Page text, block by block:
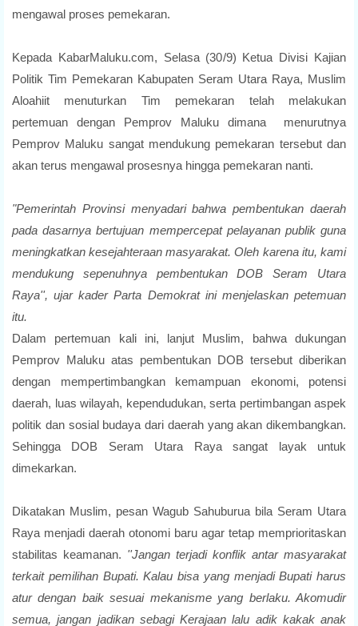
mengawal proses pemekaran.
Kepada KabarMaluku.com, Selasa (30/9) Ketua Divisi Kajian
Politik Tim Pemekaran Kabupaten Seram Utara Raya, Muslim
Aloahiit menuturkan Tim pemekaran telah melakukan
pertemuan dengan Pemprov Maluku dimana menurutnya
Pemprov Maluku sangat mendukung pemekaran tersebut dan
akan terus mengawal prosesnya hingga pemekaran nanti.
"Pemerintah Provinsi menyadari bahwa pembentukan daerah
pada dasarnya bertujuan mempercepat pelayanan publik guna
meningkatkan kesejahteraan masyarakat. Oleh karena itu, kami
mendukung sepenuhnya pembentukan DOB Seram Utara
Raya'', ujar kader Parta Demokrat ini menjelaskan petemuan
itu.
Dalam pertemuan kali ini, lanjut Muslim, bahwa dukungan
Pemprov Maluku atas pembentukan DOB tersebut diberikan
dengan mempertimbangkan kemampuan ekonomi, potensi
daerah, luas wilayah, kependudukan, serta pertimbangan aspek
politik dan sosial budaya dari daerah yang akan dikembangkan.
Sehingga DOB Seram Utara Raya sangat layak untuk
dimekarkan.
Dikatakan Muslim, pesan Wagub Sahuburua bila Seram Utara
Raya menjadi daerah otonomi baru agar tetap memprioritaskan
stabilitas keamanan. ''Jangan terjadi konflik antar masyarakat
terkait pemilihan Bupati. Kalau bisa yang menjadi Bupati harus
atur dengan baik sesuai mekanisme yang berlaku. Akomudir
semua, jangan jadikan sebagi Kerajaan lalu adik kakak anak